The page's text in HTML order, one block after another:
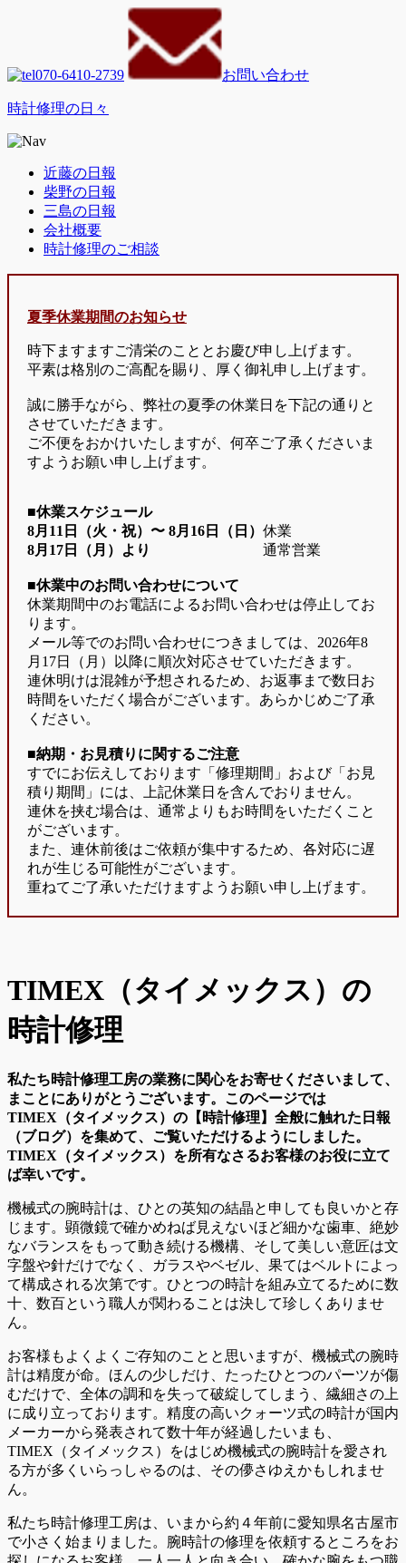
070-6410-2739 お問い合わせ
時計修理の日々
近藤の日報
柴野の日報
三島の日報
会社概要
時計修理のご相談
夏季休業期間のお知らせ
時下ますますご清栄のこととお慶び申し上げます。
平素は格別のご高配を賜り、厚く御礼申し上げます。
誠に勝手ながら、弊社の夏季の休業日を下記の通りと
させていただきます。
ご不便をおかけいたしますが、何卒ご了承くださいま
すようお願い申し上げます。
■休業スケジュール
8月11日（火・祝）〜 8月16日（日） 休業
8月17日（月）より
通常営業
■休業中のお問い合わせについて
休業期間中のお電話によるお問い合わせは停止してお
ります。
メール等でのお問い合わせにつきましては、2026年8
月17日（月）以降に順次対応させていただきます。
連休明けは混雑が予想されるため、お返事まで数日お
時間をいただく場合がございます。あらかじめご了承
ください。
■納期・お見積りに関するご注意
すでにお伝えしております「修理期間」および「お見
積り期間」には、上記休業日を含んでおりません。
連休を挟む場合は、通常よりもお時間をいただくこと
がございます。
また、連休前後はご依頼が集中するため、各対応に遅
れが生じる可能性がございます。
重ねてご了承いただけますようお願い申し上げます。
TIMEX（タイメックス）の
時計修理
私たち時計修理工房の業務に関心をお寄せくださいまして、
まことにありがとうございます。このページでは
TIMEX（タイメックス）の【時計修理】全般に触れた日報
（ブログ）を集めて、ご覧いただけるようにしました。
TIMEX（タイメックス）を所有なさるお客様のお役に立て
ば幸いです。
機械式の腕時計は、ひとの英知の結晶と申しても良いかと存
じます。顕微鏡で確かめねば見えないほど細かな歯車、絶妙
なバランスをもって動き続ける機構、そして美しい意匠は文
字盤や針だけでなく、ガラスやベゼル、果てはベルトによっ
て構成される次第です。ひとつの時計を組み立てるために数
十、数百という職人が関わることは決して珍しくありませ
ん。
お客様もよくよくご存知のことと思いますが、機械式の腕時
計は精度が命。ほんの少しだけ、たったひとつのパーツが傷
むだけで、全体の調和を失って破綻してしまう、繊細さの上
に成り立っております。精度の高いクォーツ式の時計が国内
メーカーから発表されて数十年が経過したいまも、
TIMEX（タイメックス）をはじめ機械式の腕時計を愛され
る方が多くいらっしゃるのは、その儚さゆえかもしれませ
ん。
私たち時計修理工房は、いまから約４年前に愛知県名古屋市
で小さく始まりました。腕時計の修理を依頼するところをお